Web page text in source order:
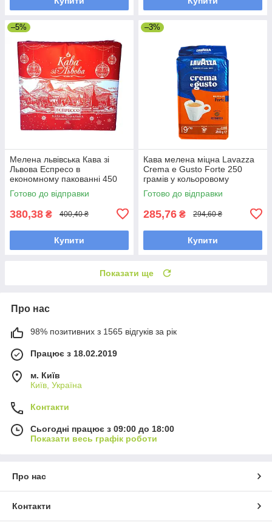
–5%
Мелена львівська Кава зі
Львова Еспресо в
економному пакованні 450
грамів
Готово до відправки
380,38 ₴ 400,40 ₴
Купити
–3%
Кава мелена міцна Lavazza
Crema e Gusto Forte 250
грамів у кольоровому
пакованні
Готово до відправки
285,76 ₴ 294,60 ₴
Купити
Показати ще
Про нас
98% позитивних з 1565 відгуків за рік
Працює з 18.02.2019
м. Київ
Київ, Україна
Контакти
Сьогодні працює з 09:00 до 18:00
Показати весь графік роботи
Про нас
Контакти